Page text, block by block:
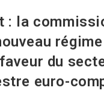
: la
du
euro-